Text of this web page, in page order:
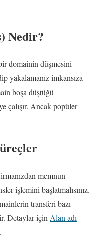
Nedir?
domainin düşmesini
yakalamanız imkansıza
boşa düştüğü
çalışır. Ancak popüler
memnun
işlemini başlatmalısınız.
transferi bazı
Detaylar için Alan adı